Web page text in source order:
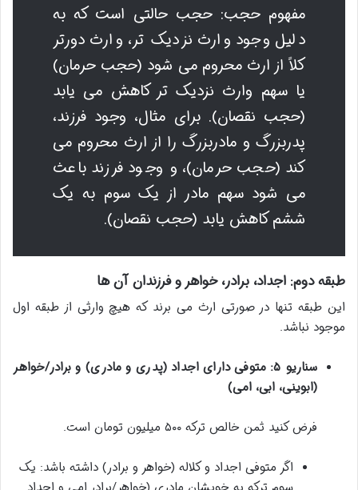
مفهوم حجب: حجب حالتی است که به
دلیل وجود وارث نزدیک تر، وارث دورتر
کلاً از ارث محروم می شود (حجب حرمان)
یا سهم وارث نزدیک تر کاهش می یابد
(حجب نقصان). برای مثال، وجود فرزند،
پدربزرگ و مادربزرگ را از ارث محروم می
کند (حجب حرمان)، و وجود فرزند باعث
می شود سهم مادر از یک سوم به یک
ششم کاهش یابد (حجب نقصان).
طبقه دوم: اجداد، برادر، خواهر و فرزندان آن ها
این طبقه تنها در صورتی ارث می برند که هیچ وارثی از طبقه اول
موجود نباشد.
سناریو ۵: متوفی دارای اجداد (پدری و مادری) و برادر/خواهر
(ابوینی، ابی، امی)
فرض کنید ثمن خالص ترکه ۵۰۰ میلیون تومان است.
اگر متوفی اجداد و کلاله (خواهر و برادر) داشته باشد: یک